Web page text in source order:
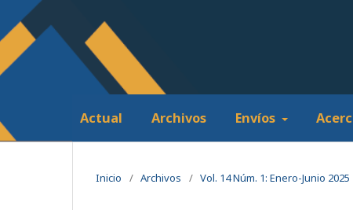
Actual Archivos Envíos
Inicio / Archivos / Vol. 14 Núm. 1: Enero-Junio 2025